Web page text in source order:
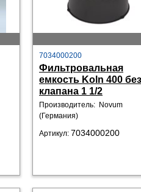
7034000200
Фильтровальная
емкость Koln 400 без
клапана 1 1/2
Производитель: Novum
(Германия)
Артикул: 7034000200